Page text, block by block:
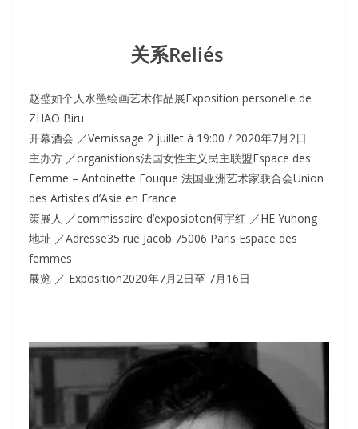
关系Reliés
赵璧如个人水墨绘画艺术作品展Exposition personelle de
ZHAO Biru
开幕酒会 ／Vernissage 2 juillet à 19:00 / 2020年7月2日
主办方 ／organistions法国女性主义民主联盟Espace des
Femme – Antoinette Fouque 法国亚洲艺术家联合会Union
des Artistes d’Asie en France
策展人 ／commissaire d’exposioton何宇红 ／HE Yuhong
地址 ／Adresse35 rue Jacob 75006 Paris Espace des
femmes
展览 ／ Exposition2020年7月2日至 7月16日